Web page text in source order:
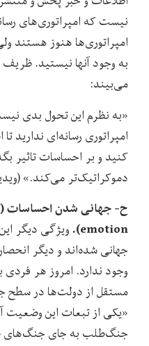
نیست که امپراتوری‌های
امپراتوری‌ها هنوز هستند
به وجود آنها نیستید.
می‌بیند:
«به نظرم این تحول بدی
امپراتوری رسانه‌ای ندارید
کنید و بر احساسات تاثیر
دموکراتیک‌تر می‌کند.» (ویدیوی
ح- جهانی شدن احساسات (
emotion
). ویژگی دیگر
جهانی شده‌اند و دیگر
وجود ندارد. امروز هر
مستقل از دولت‌ها در سطح
«یکی از تبعات این
جنگ‌طلب به جای جنگ‌‌های